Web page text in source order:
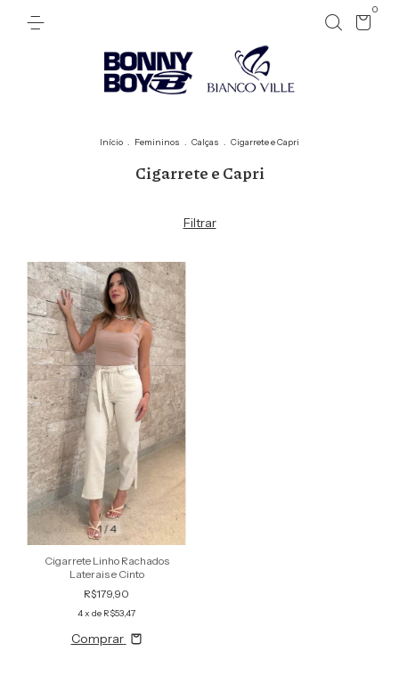
0
Início . Femininos . Calças . Cigarrete e Capri
Cigarrete e Capri
Filtrar
1 /4
Cigarrete Linho Rachados
Laterais e Cinto
R$179,90
4x de R$53,47
Comprar